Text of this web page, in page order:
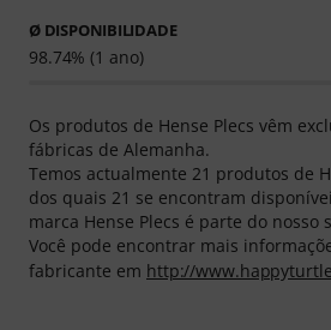
Ø DISPONIBILIDADE
98.74% (1 ano)
Os produtos de Hense Plecs vêm
fábricas de Alemanha.
Temos actualmente 21 produtos de
dos quais 21 se encontram
marca Hense Plecs é parte do nosso
Você pode encontrar mais
fabricante em http://